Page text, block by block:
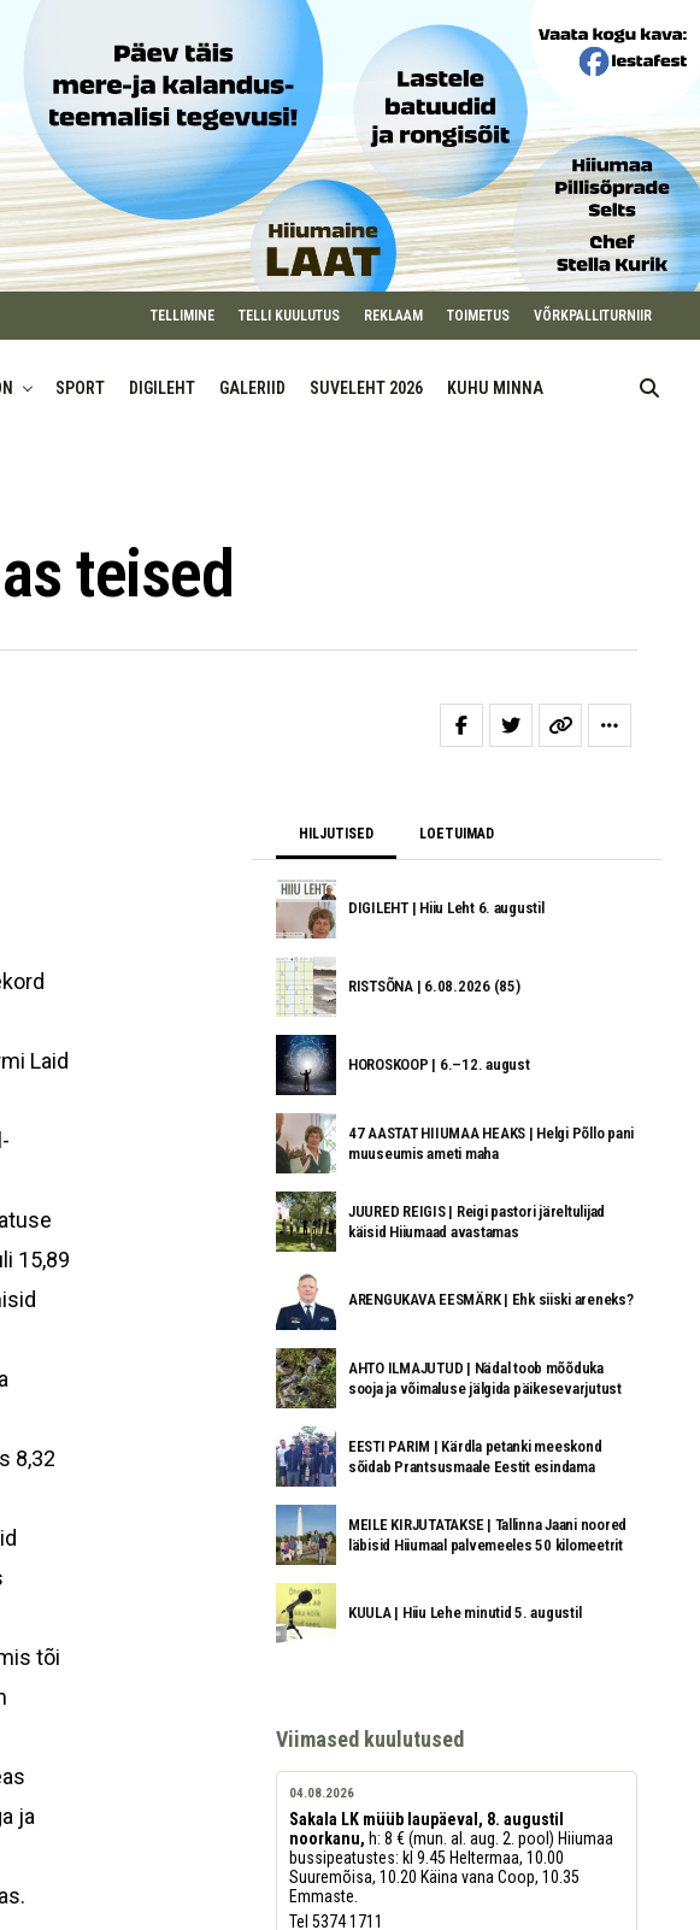
TELLIMINE TELLI KUULUTUS REKLAAM TOIMETUS VÕRKPALLITURNIIR
SPORT DIGILEHT GALERIID SUVELEHT 2026 KUHU MINNA
teised
Laid
15,89
8,32
tõi
ja
HILJUTISED LOETUIMAD
DIGILEHT | Hiiu Leht 6. augustil
RISTSÕNA | 6.08.2026 (85)
HOROSKOOP | 6.–12. august
47 AASTAT HIIUMAA HEAKS | Helgi Põllo pani
muuseumis ameti maha
JUURED REIGIS | Reigi pastori järeltulijad
käisid Hiiumaad avastamas
ARENGUKAVA EESMÄRK | Ehk siiski areneks?
AHTO ILMAJUTUD | Nädal toob mõõduka
sooja ja võimaluse jälgida päikesevarjutust
EESTI PARIM | Kärdla petanki meeskond
sõidab Prantsusmaale Eestit esindama
MEILE KIRJUTATAKSE | Tallinna Jaani noored
läbisid Hiiumaal palvemeeles 50 kilomeetrit
KUULA | Hiiu Lehe minutid 5. augustil
Viimased kuulutused
04.08.2026
Sakala LK müüb laupäeval, 8. augustil
noorkanu, h: 8 € (mun. al. aug. 2. pool) Hiiumaa
bussipeatustes: kl 9.45 Heltermaa, 10.00
Suuremõisa, 10.20 Käina vana Coop, 10.35
Emmaste.
Tel 5374 1711